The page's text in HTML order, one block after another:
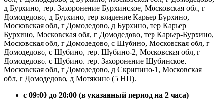
д Бурхино, тер. Захоронение Бурхинское, Московская обл, г
Домодедово, д Бурхино, тер владение Карьер Бурхино,
Московская обл, г Домодедово, д Бурхино, тер Карьер
Бурхино, Московская обл, г Домодедово, тер Карьер-Бурхино,
Московская обл, г Домодедово, с Шубино, Московская обл, г
Домодедово, с Шубино, тер. Шубино-2, Московская обл, г
Домодедово, с Шубино, тер. Захоронение Шубинское,
Московская обл, г Домодедово, д Скрипино-1, Московская
обл, г Домодедово, д Мотякино (5 НП).
с 09:00 до 20:00 (в указанный период на 2 часа)